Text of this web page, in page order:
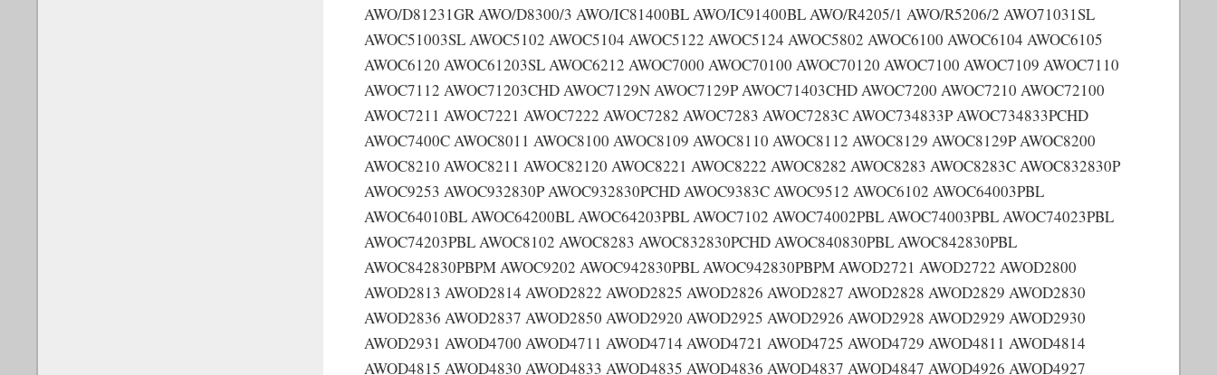
AWO/D81231GR AWO/D8300/3 AWO/IC81400BL AWO/IC91400BL AWO/R4205/1 AWO/R5206/2 AWO71031SL
AWOC51003SL AWOC5102 AWOC5104 AWOC5122 AWOC5124 AWOC5802 AWOC6100 AWOC6104 AWOC6105
AWOC6120 AWOC61203SL AWOC6212 AWOC7000 AWOC70100 AWOC70120 AWOC7100 AWOC7109 AWOC7110
AWOC7112 AWOC71203CHD AWOC7129N AWOC7129P AWOC71403CHD AWOC7200 AWOC7210 AWOC72100
AWOC7211 AWOC7221 AWOC7222 AWOC7282 AWOC7283 AWOC7283C AWOC734833P AWOC734833PCHD
AWOC7400C AWOC8011 AWOC8100 AWOC8109 AWOC8110 AWOC8112 AWOC8129 AWOC8129P AWOC8200
AWOC8210 AWOC8211 AWOC82120 AWOC8221 AWOC8222 AWOC8282 AWOC8283 AWOC8283C AWOC832830P
AWOC9253 AWOC932830P AWOC932830PCHD AWOC9383C AWOC9512 AWOC6102 AWOC64003PBL
AWOC64010BL AWOC64200BL AWOC64203PBL AWOC7102 AWOC74002PBL AWOC74003PBL AWOC74023PBL
AWOC74203PBL AWOC8102 AWOC8283 AWOC832830PCHD AWOC840830PBL AWOC842830PBL
AWOC842830PBPM AWOC9202 AWOC942830PBL AWOC942830PBPM AWOD2721 AWOD2722 AWOD2800
AWOD2813 AWOD2814 AWOD2822 AWOD2825 AWOD2826 AWOD2827 AWOD2828 AWOD2829 AWOD2830
AWOD2836 AWOD2837 AWOD2850 AWOD2920 AWOD2925 AWOD2926 AWOD2928 AWOD2929 AWOD2930
AWOD2931 AWOD4700 AWOD4711 AWOD4714 AWOD4721 AWOD4725 AWOD4729 AWOD4811 AWOD4814
AWOD4815 AWOD4830 AWOD4833 AWOD4835 AWOD4836 AWOD4837 AWOD4847 AWOD4926 AWOD4927